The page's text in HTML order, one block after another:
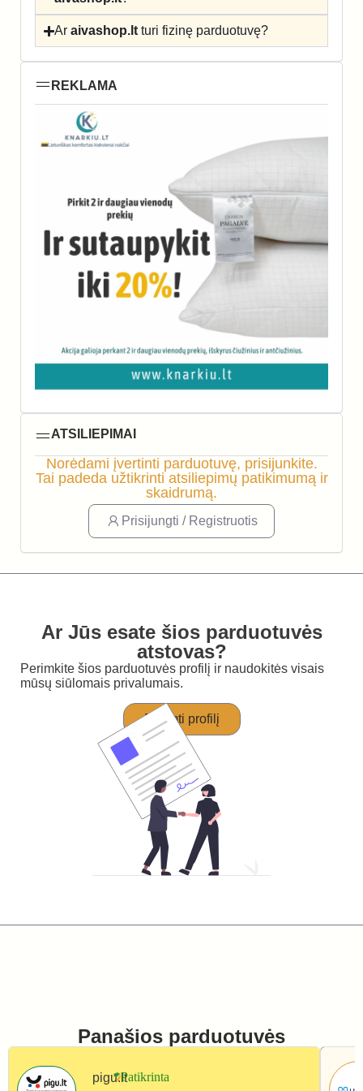
Araivashop.lt turi fizinę parduotuvę?
REKLAMA
ATSILIEPIMAI
Norėdami įvertinti parduotuvę, prisijunkite.
Tai padeda užtikrinti atsiliepimų patikimumą ir
skaidrumą.
Prisijungti / Registruotis
Ar Jūs esate šios parduotuvės
atstovas?
Perimkite šios parduotuvės profilį ir naudokitės visais
mūsų siūlomais privalumais.
Perimti profilį
Panašios parduotuvės
pigu.lt